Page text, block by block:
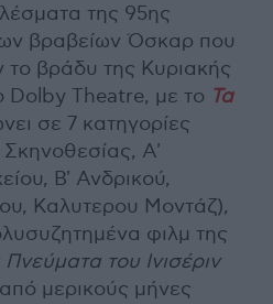
της 95ης
βραβείων Όσκαρ που
βράδυ της Κυριακής
Dolby Theatre, με το Τα
σε 7 κατηγορίες
Σκηνοθεσίας, Α'
Β' Ανδρικού,
Καλυτερου Μοντάζ),
φιλμ της
Πνεύματα του Ινισέριν
μερικούς μήνες